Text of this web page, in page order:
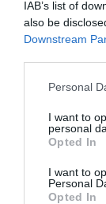
IAB’s list of
also be
Downstream
Please note
not limited to
grant or deny
use your data
consent section.
Personal
I want to
personal
Opted In
I want to
Personal
Opted In
Γιατί στην
και όχι
τις